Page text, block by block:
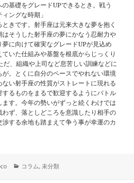
の基礎をグレードUPできるとき。戦う
ングな時期」
きです。射手座は元来大きな夢を抱く
そうした射手座の夢にかなう忍耐力や
に向けて確実なグレードUPが見込め
いた仕組みや基盤を根底からじっくり
、組織や上司など息苦しい訓練などに
。とくに自分のペースでやれない環境
い射手座の性質がストレートに現れる
るものをまるで歓迎するようにバトル
す。今年の勢いがずっと続くわけでは
ず、落としどころを意識したり相手の
する余地も踏まえて争う事が幸運のカ
カ
コラム,未分類